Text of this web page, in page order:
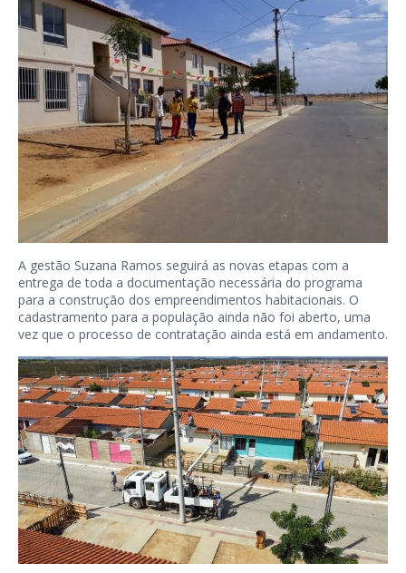
A gestão Suzana Ramos seguirá as novas etapas com a
entrega de toda a documentação necessária do programa
para a construção dos empreendimentos habitacionais. O
cadastramento para a população ainda não foi aberto, uma
vez que o processo de contratação ainda está em andamento.